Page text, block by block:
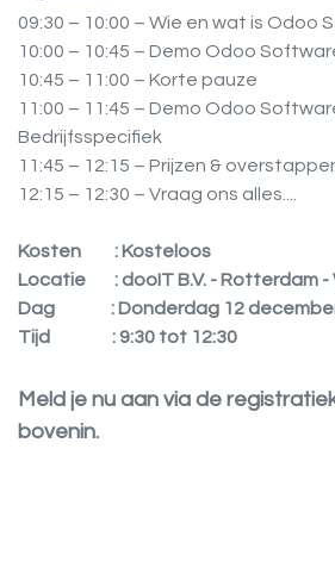
09:30 – 10:00 – Wie en wat is Odoo
10:00 – 10:45 – Demo Odoo
10:45 – 11:00 – Korte pauze
11:00 – 11:45 – Demo Odoo
Bedrijfsspecifiek
11:45 – 12:15 – Prijzen &
12:15 – 12:30 – Vraag ons alles....
Kosten
​: Kosteloos
Locatie
​: dooIT B.V. - Rotterdam
Dag
​: Donderdag 12
Tijd
​: 9:30 tot 12:30
Meld je nu aan via de
bovenin.